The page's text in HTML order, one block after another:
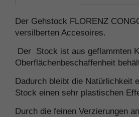
Der Gehstock FLORENZ
versilberten Accesoires.
Der Stock ist aus geflammten
Oberflächenbeschaffenheit
Dadurch bleibt die Natürlichkeit
Stock einen sehr plastischen
Durch die feinen Verzierungen